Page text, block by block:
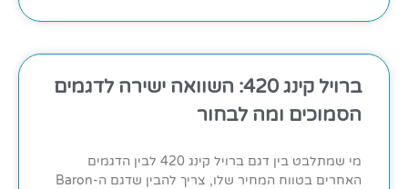
ברויל קינג 420: השוואה ישירה לדגמים
הסמוכים ומה לבחור
מי שמתלבט בין דגם ברויל קינג 420 לבין הדגמים
האחרים בטווח המחיר שלו, צריך להבין שדגם ה-Baron